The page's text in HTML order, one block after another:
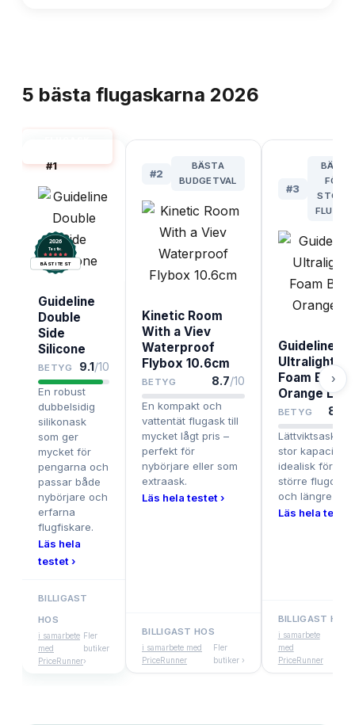
5 bästa flugaskarna 2026
#1
2026
Testix.
BÄST I TEST
Guideline
Double
Side
Silicone
BETYG 9.1/10
En robust
dubbelsidig
silikonask
som ger
mycket för
pengarna och
passar både
nybörjare och
erfarna
flugfiskare.
Läs hela
testet ›
BILLIGAST
HOS
i samarbete
med
PriceRunner
Fler
butiker
›
#2
BÄSTA
BUDGETVAL
Kinetic Room
With a Viev
Waterproof
Flybox 10.6cm
BETYG 8.7/10
En kompakt och
vattentät flugask till
mycket lågt pris –
perfekt för
nybörjare eller som
extraask.
Läs hela testet ›
BILLIGAST HOS
i samarbete med
PriceRunner
Fler
butiker ›
#3
BÄST
FÖR
STORA
FLUGOR
Guideline
Ultralight
Foam Box
Orange L
BETYG 8.4
Lättviktsask
stor kapacitet,
idealisk för
större flugor
och längre
Läs hela testet
BILLIGAST HOS
i samarbete
med
PriceRunner
›